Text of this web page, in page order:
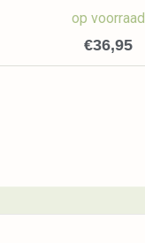
op voorraad
€36,95